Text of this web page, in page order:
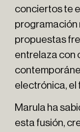
conciertos te
programación
propuestas
entrelaza con
electrónica, el
Marula ha
esta fusión,